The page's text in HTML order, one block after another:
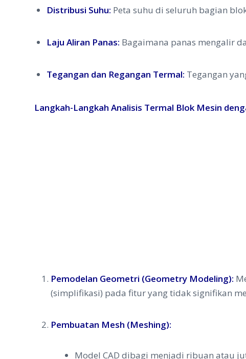
Distribusi Suhu: Peta suhu di seluruh bagian
Laju Aliran Panas: Bagaimana panas mengalir
Tegangan dan Regangan Termal: Tegangan
Langkah-Langkah Analisis Termal Blok Mesin
Pemodelan Geometri (Geometry Modeling):
(simplifikasi) pada fitur yang tidak signifikan
Pembuatan Mesh (Meshing):
Model CAD dibagi menjadi ribuan atau